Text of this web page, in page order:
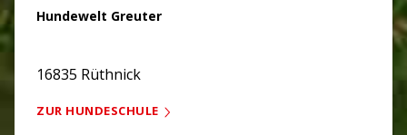
Hundewelt Greuter
16835 Rüthnick
ZUR HUNDESCHULE